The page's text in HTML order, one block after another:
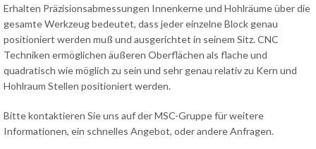
Erhalten Präzisionsabmessungen Innenkerne und Hohlräume über die
gesamte Werkzeug bedeutet, dass jeder einzelne Block genau
positioniert werden muß und ausgerichtet in seinem Sitz. CNC
Techniken ermöglichen äußeren Oberflächen als flache und
quadratisch wie möglich zu sein und sehr genau relativ zu Kern und
Hohlraum Stellen positioniert werden.
Bitte kontaktieren Sie uns auf der MSC-Gruppe für weitere
Informationen, ein schnelles Angebot, oder andere Anfragen.